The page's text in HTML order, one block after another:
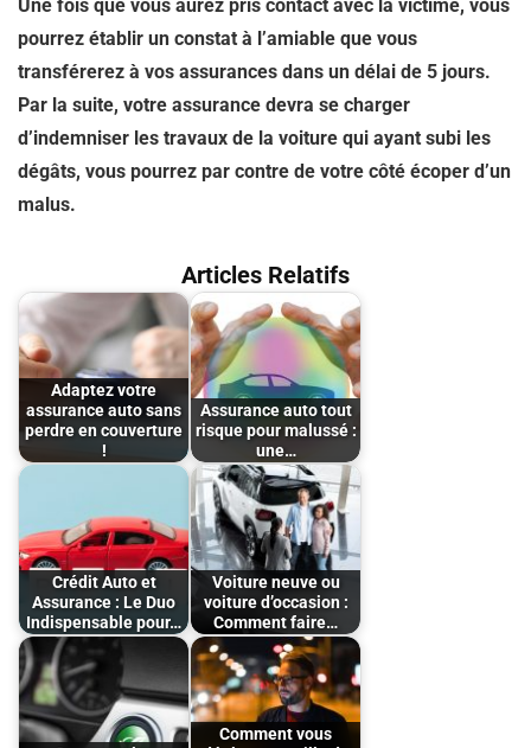
Une fois que vous aurez pris contact avec la victime, vous
pourrez établir un constat à l’amiable que vous
transférerez à vos assurances dans un délai de 5 jours.
Par la suite, votre assurance devra se charger
d’indemniser les travaux de la voiture qui ayant subi les
dégâts, vous pourrez par contre de votre côté écoper d’un
malus.
Articles Relatifs
Adaptez votre
assurance auto sans
perdre en couverture
!
Assurance auto tout
risque pour malussé :
une…
Crédit Auto et
Assurance : Le Duo
Indispensable pour…
Voiture neuve ou
voiture d’occasion :
Comment faire…
Comment vous